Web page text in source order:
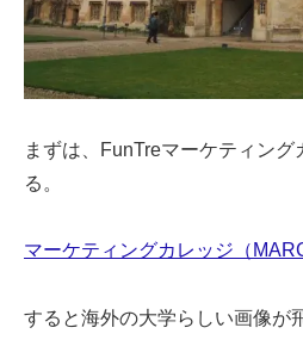
まずは、FunTreマーケティン
る。
マーケティングカレッジ（
すると海外の大学らしい画像が